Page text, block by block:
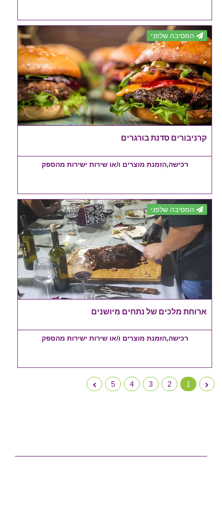
המסיבה שלפני
קרניבורים סדנת בורגרים
רכישה,הזמנת מוצרים ו/או שירות ישירות מהספק
המסיבה שלפני
ארוחת מלכים של נתחים מיושנים
רכישה,הזמנת מוצרים ו/או שירות ישירות מהספק
1
2
3
4
5